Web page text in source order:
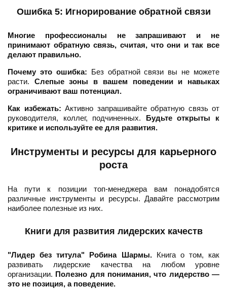
Ошибка 5: Игнорирование обратной связи
Многие профессионалы не запрашивают и не
принимают обратную связь, считая, что они и так все
делают правильно.
Почему это ошибка: Без обратной связи вы не можете
расти. Слепые зоны в вашем поведении и навыках
ограничивают ваш потенциал.
Как избежать: Активно запрашивайте обратную связь от
руководителя, коллег, подчиненных. Будьте открыты к
критике и используйте ее для развития.
Инструменты и ресурсы для карьерного
роста
На пути к позиции топ-менеджера вам понадобятся
различные инструменты и ресурсы. Давайте рассмотрим
наиболее полезные из них.
Книги для развития лидерских качеств
"Лидер без титула" Робина Шармы.Книга о том, как
развивать лидерские качества на любом уровне
организации. Полезно для понимания, что лидерство —
это не позиция, а поведение.